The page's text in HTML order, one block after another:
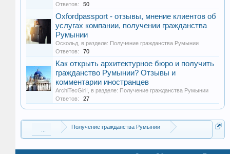
Ответов:
50
Oxfordpassport - отзывы, мнение клиентов об
услугах компании, получении гражданства
Румынии
Оскольд , в разделе: Получение гражданства Румынии
Ответов:
70
Как открыть архитектурное бюро и получить
гражданство Румынии? Отзывы и
комментарии иностранцев
ArchiTecGirl! , в разделе: Получение гражданства Румынии
Ответов:
27
Получение гражданства Румынии